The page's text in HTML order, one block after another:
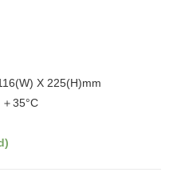
X 225(H)mm
35°C